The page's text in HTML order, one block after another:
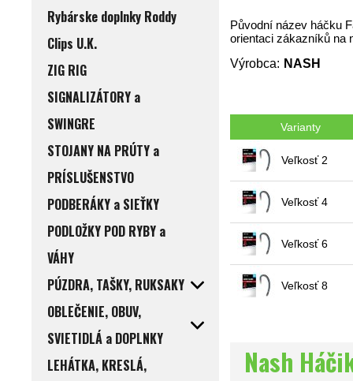
Rybárske doplnky Roddy
Clips U.K.
ZIG RIG
SIGNALIZÁTORY a
SWINGRE
STOJANY NA PRÚTY a
PRÍSLUŠENSTVO
PODBERÁKY a SIEŤKY
PODLOŽKY POD RYBY a
VÁHY
PÚZDRA, TAŠKY, RUKSAKY
OBLEČENIE, OBUV,
SVIETIDLÁ a DOPLNKY
LEHÁTKA, KRESLÁ,
Původní název háčku
orientaci zákazníků na
Výrobca: NASH
Varianty
Veľkosť 2
Veľkosť 4
Veľkosť 6
Veľkosť 8
Nash